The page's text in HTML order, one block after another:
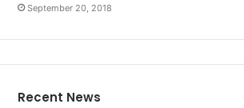
September 20, 2018
Recent News